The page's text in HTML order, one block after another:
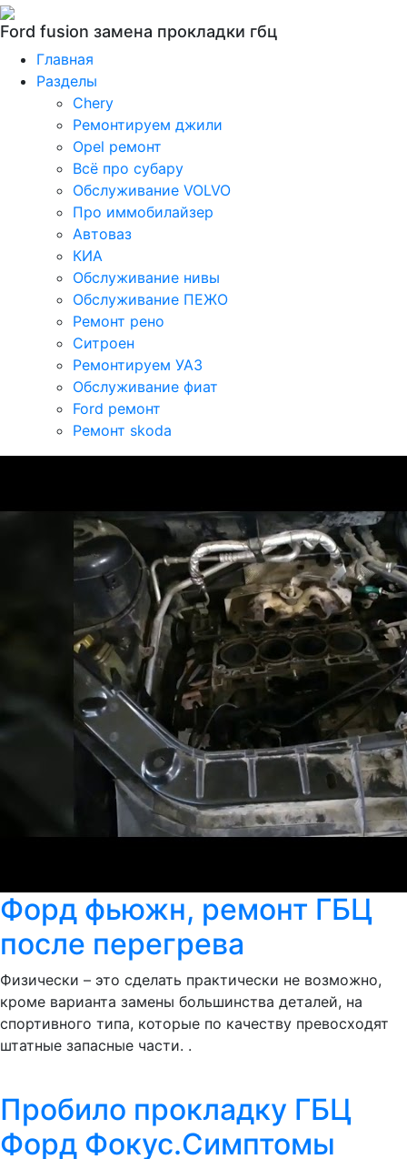
Ford fusion замена прокладки гбц
Главная
Разделы
Chery
Ремонтируем джили
Opel ремонт
Всё про субару
Обслуживание VOLVO
Про иммобилайзер
Автоваз
КИА
Обслуживание нивы
Обслуживание ПЕЖО
Ремонт рено
Ситроен
Ремонтируем УАЗ
Обслуживание фиат
Ford ремонт
Ремонт skoda
Форд фьюжн, ремонт ГБЦ
после перегрева
Физически – это сделать практически не возможно,
кроме варианта замены большинства деталей, на
спортивного типа, которые по качеству превосходят
штатные запасные части. .
Пробило прокладку ГБЦ
Форд Фокус.Симптомы